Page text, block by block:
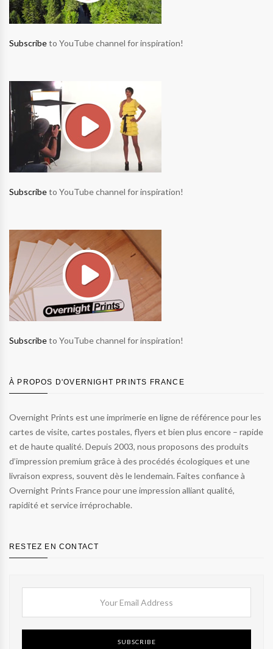
Subscribeto YouTube channel for inspiration!
Subscribeto YouTube channel for inspiration!
Subscribeto YouTube channel for inspiration!
À PROPOS D'OVERNIGHT PRINTS FRANCE
Overnight Prints est une imprimerie en ligne de référence pour les
cartes de visite, cartes postales, flyers et bien plus encore – rapide
et de haute qualité. Depuis 2003, nous proposons des produits
d’impression premium grâce à des procédés écologiques et une
livraison express, souvent dès le lendemain. Faites confiance à
Overnight Prints France pour une impression alliant qualité,
rapidité et service irréprochable.
RESTEZ EN CONTACT
SUBSCRIBE